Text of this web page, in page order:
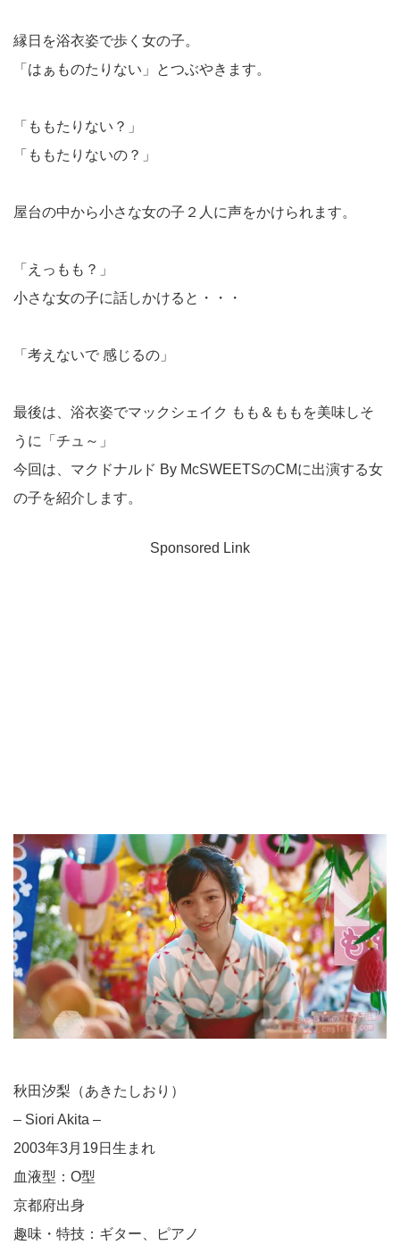
縁日を浴衣姿で歩く女の子。
「はぁものたりない」とつぶやきます。
「ももたりない？」
「ももたりないの？」
屋台の中から小さな女の子２人に声をかけられます。
「えっもも？」
小さな女の子に話しかけると・・・
「考えないで 感じるの」
最後は、浴衣姿でマックシェイク もも＆ももを美味しそ
うに「チュ～」
今回は、マクドナルド By McSWEETSのCMに出演する女
の子を紹介します。
Sponsored Link
秋田汐梨（あきたしおり）
– Siori Akita –
2003年3月19日生まれ
血液型：O型
京都府出身
趣味・特技：ギター、ピアノ